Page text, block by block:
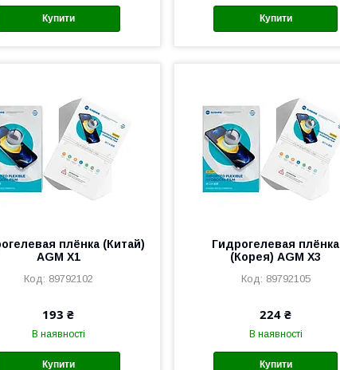
Купити Купити
плёнка (Китай)
AGM X1
89792102
193 ₴
В наявності
Купити
Гидрогелевая плёнка
(Корея) AGM X3
89792105
224 ₴
В наявності
Купити